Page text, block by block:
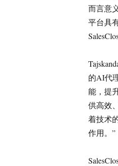
而言意
平台具
的AI代
能，提
供高效
着技术
作用。”